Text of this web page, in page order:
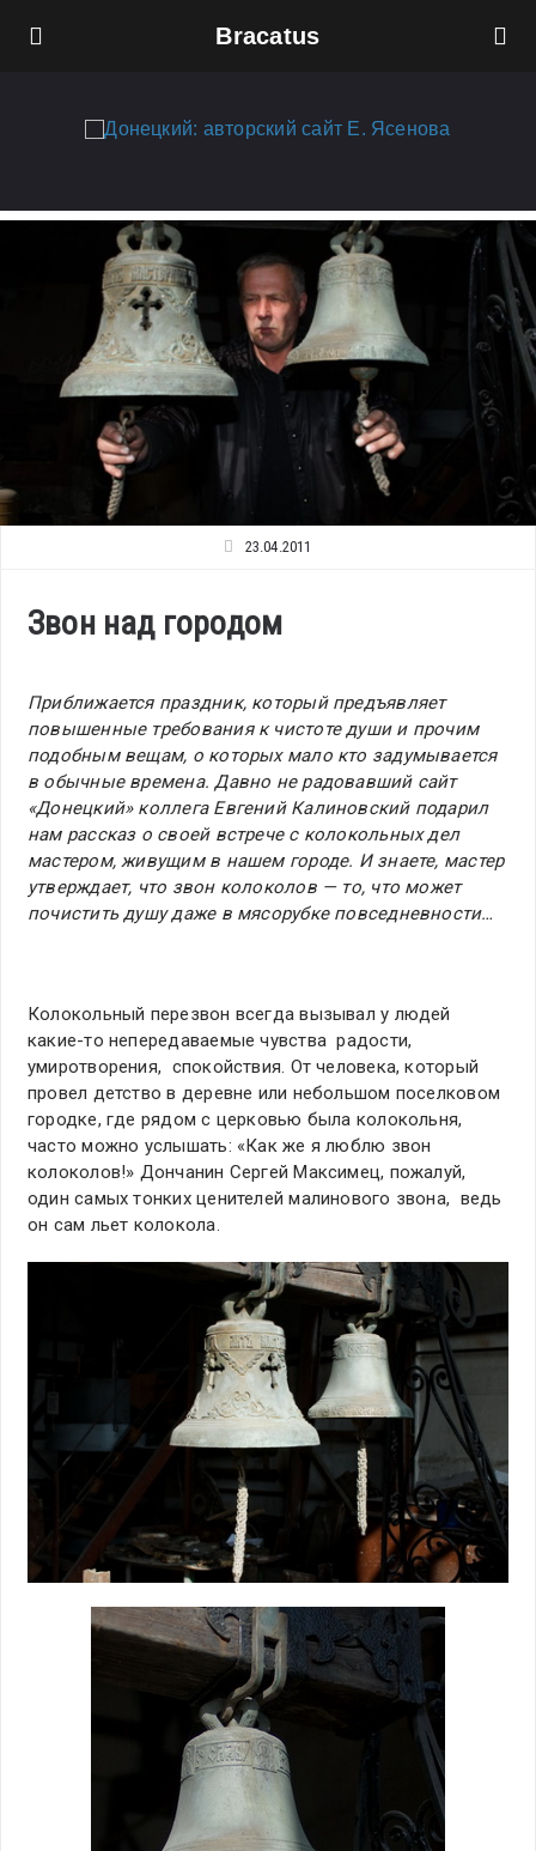
Bracatus
23.04.2011
Звон над городом
Приближается праздник, который предъявляет
повышенные требования к чистоте души и прочим
подобным вещам, о которых мало кто задумывается
в обычные времена. Давно не радовавший сайт
«Донецкий» коллега Евгений Калиновский подарил
нам рассказ о своей встрече с колокольных дел
мастером, живущим в нашем городе. И знаете, мастер
утверждает, что звон колоколов — то, что может
почистить душу даже в мясорубке повседневности…
Колокольный перезвон всегда вызывал у людей
какие-то непередаваемые чувства радости,
умиротворения, спокойствия. От человека, который
провел детство в деревне или небольшом поселковом
городке, где рядом с церковью была колокольня,
часто можно услышать: «Как же я люблю звон
колоколов!» Дончанин Сергей Максимец, пожалуй,
один самых тонких ценителей малинового звона, ведь
он сам льет колокола.